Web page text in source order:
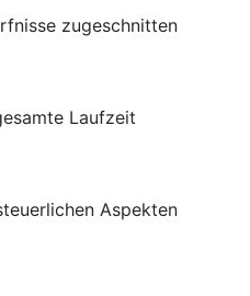
zugeschnitten
Laufzeit
Aspekten